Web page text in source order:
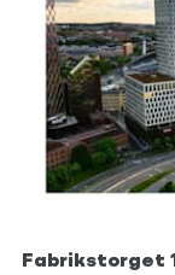
Fabrikstorget 1